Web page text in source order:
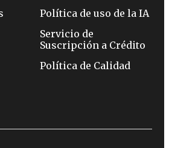
Política de uso de la IA
Servicio de
Suscripción a Crédito
Política de Calidad